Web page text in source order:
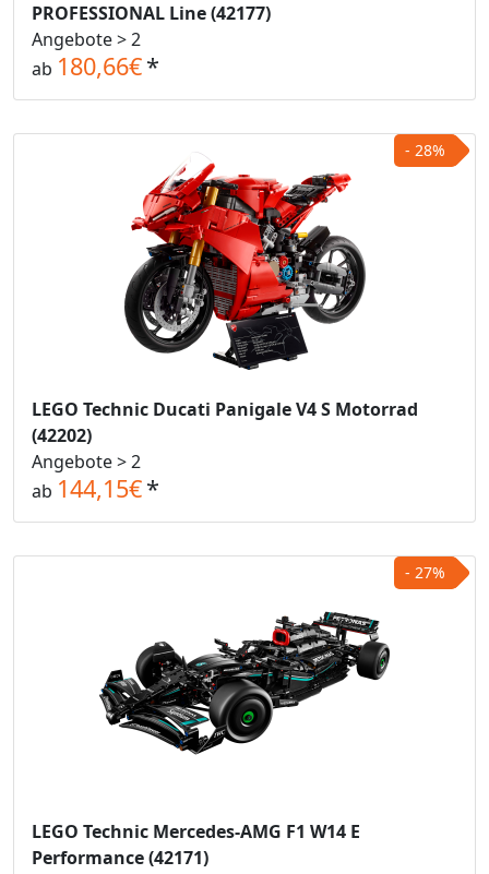
PROFESSIONAL Line (42177)
Angebote > 2
ab 180,66€*
- 28%
LEGO Technic Ducati Panigale V4 S Motorrad
(42202)
Angebote > 2
ab 144,15€*
- 27%
LEGO Technic Mercedes-AMG F1 W14 E
Performance (42171)